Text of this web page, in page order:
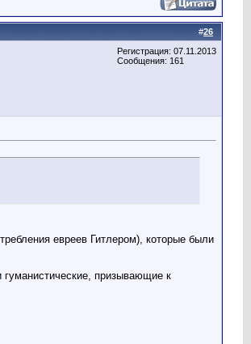
#26
Регистрация: 07.11.2013
Сообщения: 161
евреев Гитлером), которые были
призывающие к